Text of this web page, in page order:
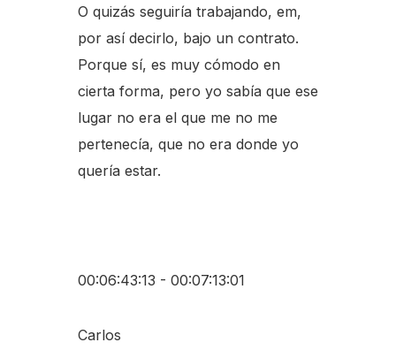
O quizás seguiría trabajando, em,
por así decirlo, bajo un contrato.
Porque sí, es muy cómodo en
cierta forma, pero yo sabía que ese
lugar no era el que me no me
pertenecía, que no era donde yo
quería estar.
00:06:43:13 - 00:07:13:01
Carlos